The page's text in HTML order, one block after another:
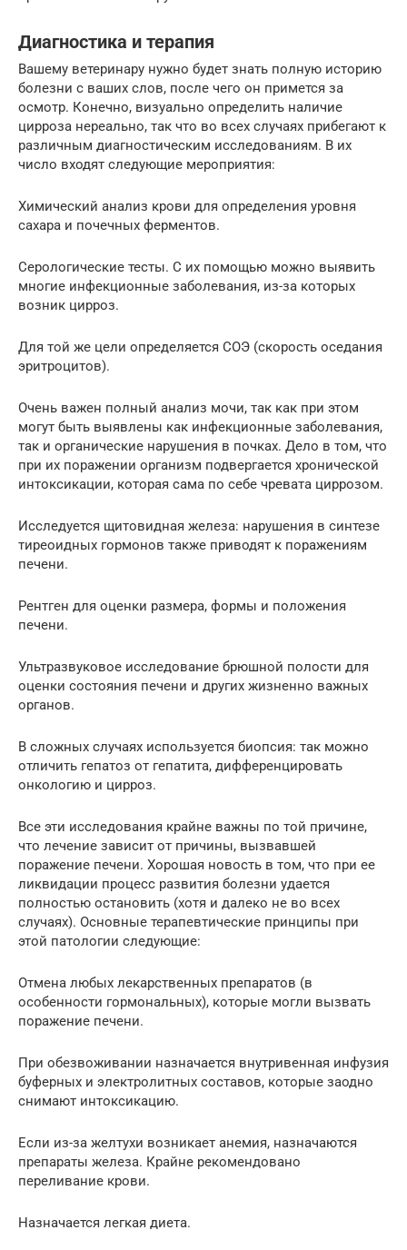
Диагностика и терапия
Вашему ветеринару нужно будет знать полную историю
болезни с ваших слов, после чего он примется за
осмотр. Конечно, визуально определить наличие
цирроза нереально, так что во всех случаях прибегают к
различным диагностическим исследованиям. В их
число входят следующие мероприятия:
Химический анализ крови для определения уровня
сахара и почечных ферментов.
Серологические тесты. С их помощью можно выявить
многие инфекционные заболевания, из-за которых
возник цирроз.
Для той же цели определяется СОЭ (скорость оседания
эритроцитов).
Очень важен полный анализ мочи, так как при этом
могут быть выявлены как инфекционные заболевания,
так и органические нарушения в почках. Дело в том, что
при их поражении организм подвергается хронической
интоксикации, которая сама по себе чревата циррозом.
Исследуется щитовидная железа: нарушения в синтезе
тиреоидных гормонов также приводят к поражениям
печени.
Рентген для оценки размера, формы и положения
печени.
Ультразвуковое исследование брюшной полости для
оценки состояния печени и других жизненно важных
органов.
В сложных случаях используется биопсия: так можно
отличить гепатоз от гепатита, дифференцировать
онкологию и цирроз.
Все эти исследования крайне важны по той причине,
что лечение зависит от причины, вызвавшей
поражение печени. Хорошая новость в том, что при ее
ликвидации процесс развития болезни удается
полностью остановить (хотя и далеко не во всех
случаях). Основные терапевтические принципы при
этой патологии следующие:
Отмена любых лекарственных препаратов (в
особенности гормональных), которые могли вызвать
поражение печени.
При обезвоживании назначается внутривенная инфузия
буферных и электролитных составов, которые заодно
снимают интоксикацию.
Если из-за желтухи возникает анемия, назначаются
препараты железа. Крайне рекомендовано
переливание крови.
Назначается легкая диета.